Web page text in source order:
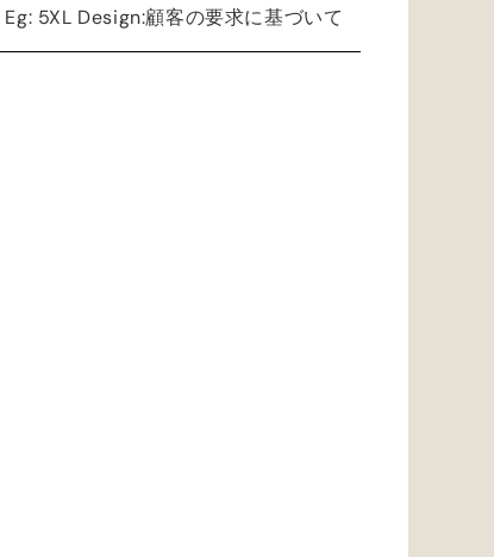
Eg: 5XL Design:顧客の要求に基づいて